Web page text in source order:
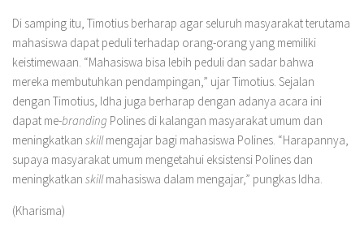
Di samping itu, Timotius berharap agar seluruh masyarakat terutama
mahasiswa dapat peduli terhadap orang-orang yang memiliki
keistimewaan. “Mahasiswa bisa lebih peduli dan sadar bahwa
mereka membutuhkan pendampingan,” ujar Timotius. Sejalan
dengan Timotius, Idha juga berharap dengan adanya acara ini
dapat me-branding Polines di kalangan masyarakat umum dan
meningkatkan skillmengajar bagi mahasiswa Polines. “Harapannya,
supaya masyarakat umum mengetahui eksistensi Polines dan
meningkatkan skillmahasiswa dalam mengajar,” pungkas Idha.
(Kharisma)